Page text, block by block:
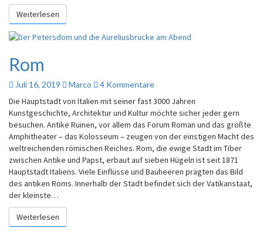
Weiterlesen
Rom
Juli 16, 2019 Marco 4 Kommentare
Die Hauptstadt von Italien mit seiner fast 3000 Jahren
Kunstgeschichte, Architektur und Kultur möchte sicher jeder gern
besuchen. Antike Ruinen, vor allem das Forum Roman und das größte
Amphitheater – das Kolosseum – zeugen von der einstigen Macht des
weltreichenden römischen Reiches. Rom, die ewige Stadt im Tiber
zwischen Antike und Papst, erbaut auf sieben Hügeln ist seit 1871
Hauptstadt Italiens. Viele Einflüsse und Bauheeren prägten das Bild
des antiken Roms. Innerhalb der Stadt befindet sich der Vatikanstaat,
der kleinste…
Weiterlesen